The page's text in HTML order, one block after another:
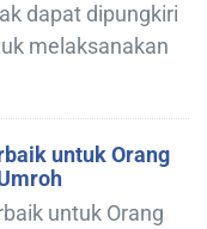
dapat dipungkiri
melaksanakan
untuk Orang
untuk Orang